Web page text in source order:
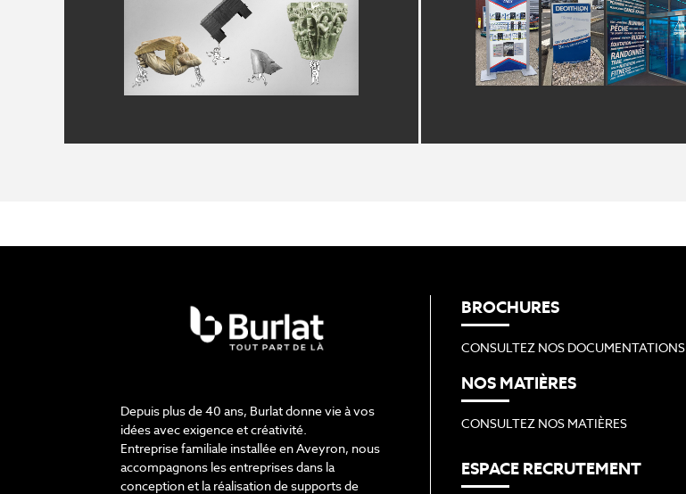
Depuis plus de 40 ans, Burlat donne vie à vos
idées avec exigence et créativité.
Entreprise familiale installée en Aveyron, nous
accompagnons les entreprises dans la
conception et la réalisation de supports de
BROCHURES
CONSULTEZ NOS DOCUMENTATIONS
NOS MATIÈRES
CONSULTEZ NOS MATIÈRES
ESPACE RECRUTEMENT